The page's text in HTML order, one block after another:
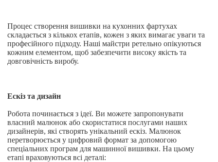
Процес створення вишивки на кухонних фартухах
складається з кількох етапів, кожен з яких вимагає уваги та
професійного підходу. Наші майстри ретельно опікуються
кожним елементом, щоб забезпечити високу якість та
довговічність виробу.
Ескіз та дизайн
Робота починається з ідеї. Ви можете запропонувати
власний малюнок або скористатися послугами наших
дизайнерів, які створять унікальний ескіз. Малюнок
перетворюється у цифровий формат за допомогою
спеціальних програм для машинної вишивки. На цьому
етапі враховуються всі деталі: